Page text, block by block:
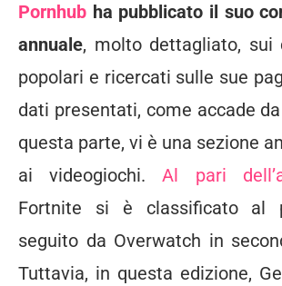
Pornhub ha pubblicato il suo
annuale, molto dettagliato, sui
popolari e ricercati sulle sue
dati presentati, come accade
questa parte, vi è una sezione
ai videogiochi.Al pari
Fortnite si è classificato al
seguito da Overwatch in
Tuttavia, in questa edizione,